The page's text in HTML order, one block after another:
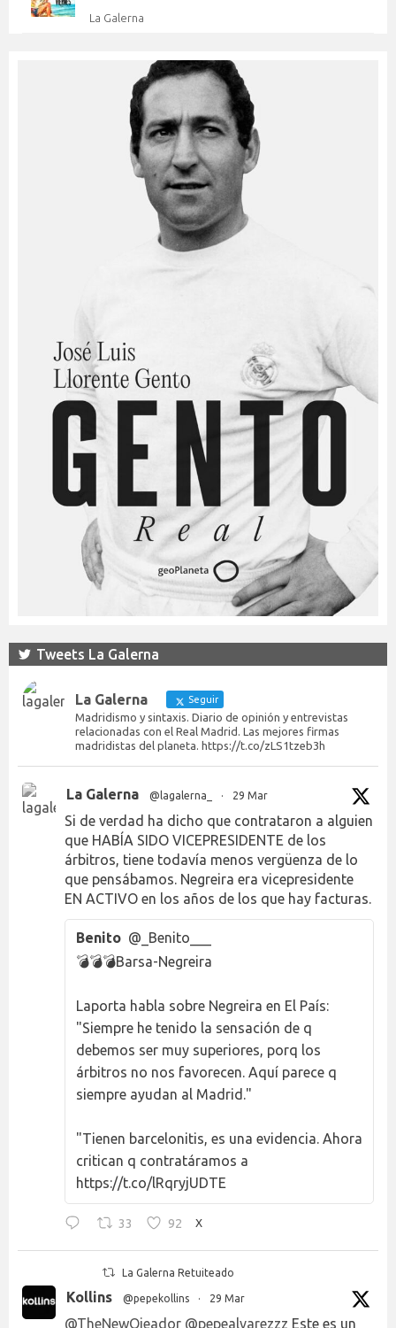
La Galerna
Tweets La Galerna
La Galerna Seguir
Madridismo y sintaxis. Diario de opinión y entrevistas
relacionadas con el Real Madrid. Las mejores firmas
madridistas del planeta. https://t.co/zLS1tzeb3h
La Galerna @lagalerna_ · 29 Mar
Si de verdad ha dicho que contrataron a alguien
que HABÍA SIDO VICEPRESIDENTE de los
árbitros, tiene todavía menos vergüenza de lo
que pensábamos. Negreira era vicepresidente
EN ACTIVO en los años de los que hay facturas.
Benito @_Benito___
💣💣💣Barsa-Negreira
Laporta habla sobre Negreira en El País:
"Siempre he tenido la sensación de q
debemos ser muy superiores, porq los
árbitros no nos favorecen. Aquí parece q
siempre ayudan al Madrid."
"Tienen barcelonitis, es una evidencia. Ahora
critican q contratáramos a
https://t.co/lRqryjUDTE
33 92 X
La Galerna Retuiteado
Kollins @pepekollins · 29 Mar
@TheNewOjeador @pepealvarezzz Este es un